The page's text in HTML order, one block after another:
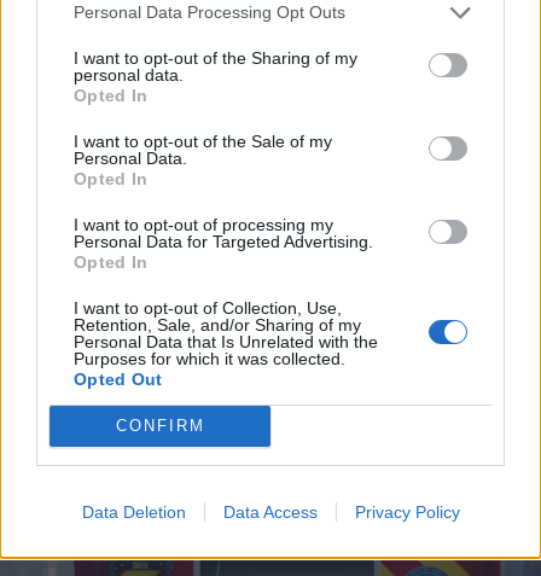
Personal Data Processing Opt Outs
I want to opt-out of the Sharing of my
personal data.
Opted In
I want to opt-out of the Sale of my
Personal Data.
Opted In
I want to opt-out of processing my
Personal Data for Targeted Advertising.
Opted In
I want to opt-out of Collection, Use,
Retention, Sale, and/or Sharing of my
Personal Data that Is Unrelated with the
Purposes for which it was collected.
Opted Out
CONFIRM
Data Deletion Data Access Privacy Policy
2026. augusztus 08., szombat
aggodalomra nincs ok, folytatódik
a köztisztasági szolgáltatás